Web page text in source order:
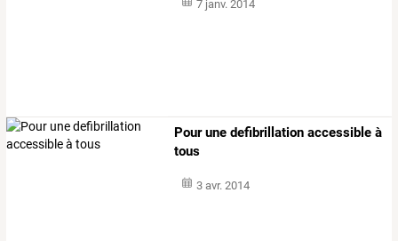
7 janv. 2014
Pour une defibrillation accessible à
tous
3 avr. 2014